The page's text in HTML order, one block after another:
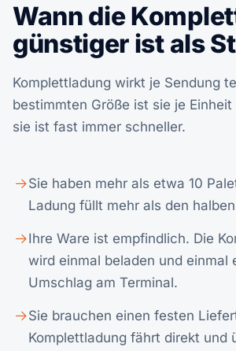
Wann die
günstiger ist als
Komplettladung wirkt je Sendung
bestimmten Größe ist sie je
sie ist fast immer schneller.
Sie haben mehr als etwa 10
Ladung füllt mehr als den
Ihre Ware ist empfindlich. Die
wird einmal beladen und einmal
Umschlag am Terminal.
Sie brauchen einen festen
Komplettladung fährt direkt und